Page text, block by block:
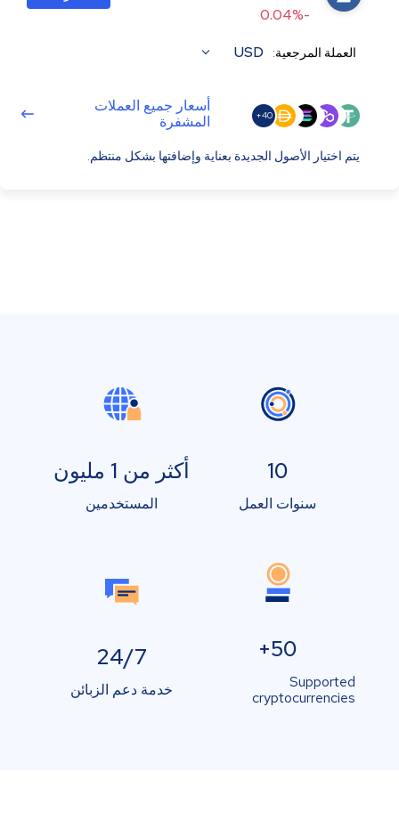
-0.04%
العملة المرجعية: USD
40+
أسعار جميع العملات
المشفرة
يتم اختيار الأصول الجديدة بعناية وإضافتها بشكل منتظم.
10
سنوات العمل
أكثر من 1 مليون
المستخدمين
50+
Supported
cryptocurrencies
24/7
خدمة دعم الزبائن